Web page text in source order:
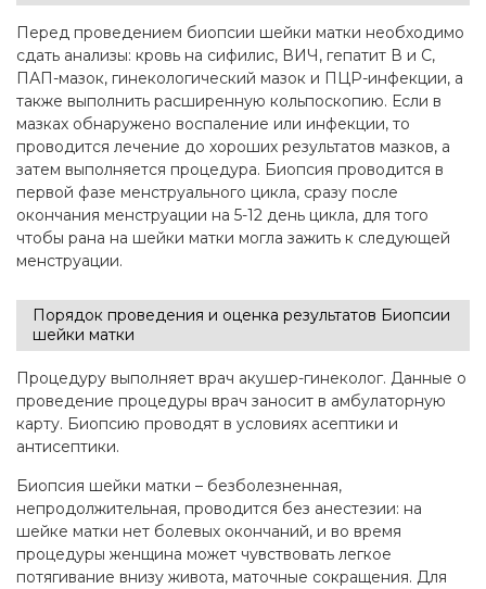
Перед проведением биопсии шейки матки необходимо
сдать анализы: кровь на сифилис, ВИЧ, гепатит В и С,
ПАП-мазок, гинекологический мазок и ПЦР-инфекции, а
также выполнить расширенную кольпоскопию. Если в
мазках обнаружено воспаление или инфекции, то
проводится лечение до хороших результатов мазков, а
затем выполняется процедура. Биопсия проводится в
первой фазе менструального цикла, сразу после
окончания менструации на 5-12 день цикла, для того
чтобы рана на шейки матки могла зажить к следующей
менструации.
Порядок проведения и оценка результатов Биопсии
шейки матки
Процедуру выполняет врач акушер-гинеколог. Данные о
проведение процедуры врач заносит в амбулаторную
карту. Биопсию проводят в условиях асептики и
антисептики.
Биопсия шейки матки – безболезненная,
непродолжительная, проводится без анестезии: на
шейке матки нет болевых окончаний, и во время
процедуры женщина может чувствовать легкое
потягивание внизу живота, маточные сокращения. Для